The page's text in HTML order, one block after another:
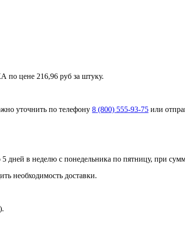
по цене 216,96 руб за штуку.
уточнить по телефону 8 (800) 555-93-75 или
дней в неделю с понедельника по пятницу, при
необходимость доставки.